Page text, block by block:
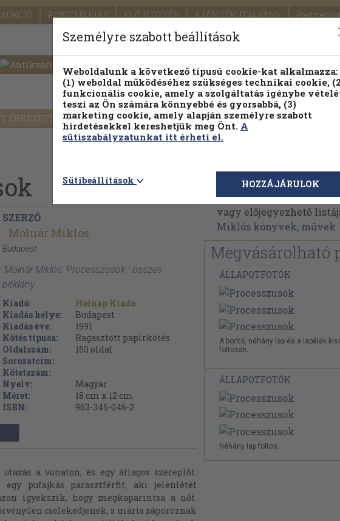
AUKCIÓ PONTÁRUHÁZ ELŐJEGYZÉS AJÁNDÉKUTALVÁNY
SEGÍTSÉG
ÉRKEZETT PILLANATNYI ÁRAINK FENNTARTHATÓ
Részletes kereső Témaköri fa
SZERZŐ
Molnár Miklós
Budapest
'Molnár Miklós: Processzusok ' összes
példány
Kiadó:
Holnap Kiadó
Kiadás helye:
Budapest
Kiadás éve:
1991
Kötés típusa:
Ragasztott papírkötés
Oldalszám:
150 oldal
Sorozatcím:
Kötetszám:
Nyelv:
Magyar
Méret:
18 cm x 12 cm
ISBN:
963-345-046-2
a vonaton, és egy átlagos szereplőt:
egy pufajkás parasztférfit, aki jelenlétét
igyekszik, hogy megkaparintsa a nőt.
cselekedjenek, s máris záporoznak
Molnár Miklós
Molnár Miklós
vagy előjegyezhető
Miklós könyvek, művek
Megvásárolható
ÁLLAPOTFOTÓK
A borító, néhány lap és a lapélek
foltosak.
ÁLLAPOTFOTÓK
Néhány lap foltos.
Személyre szabott beállítások
Weboldalunk a következő típusú cookie-kat alkalmazza:
(1) weboldal működéséhez szükséges technikai cookie,
funkcionális cookie, amely a szolgáltatás igénybe
teszi az Ön számára könnyebbé és gyorsabbá, (3)
marketing cookie, amely alapján személyre szabott
hirdetésekkel kereshetjük meg Önt. A
sütiszabályzatunkat itt érheti el.
Sütibeállítások HOZZÁJÁRULOK